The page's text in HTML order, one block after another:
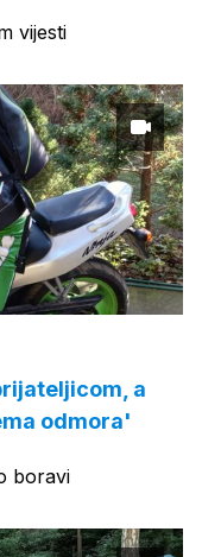
vijesti
a
odmora'
boravi